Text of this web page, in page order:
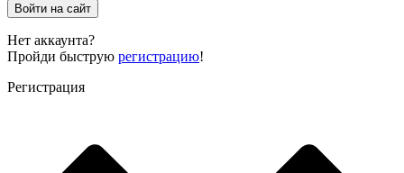
Войти на сайт
Нет аккаунта?
Пройди быструю регистрацию!
Регистрация